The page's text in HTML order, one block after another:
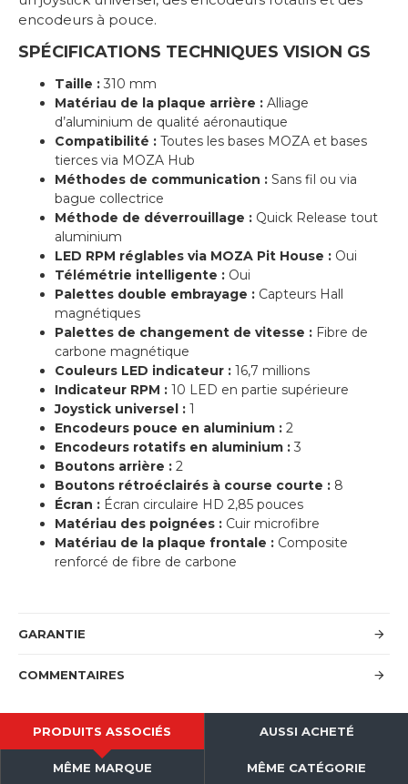
encodeurs à pouce.
SPÉCIFICATIONS TECHNIQUES VISION GS
Taille : 310 mm
Matériau de la plaque arrière : Alliage
d’aluminium de qualité aéronautique
Compatibilité : Toutes les bases MOZA et bases
tierces via MOZA Hub
Méthodes de communication : Sans fil ou via
bague collectrice
Méthode de déverrouillage : Quick Release tout
aluminium
LED RPM réglables via MOZA Pit House : Oui
Télémétrie intelligente : Oui
Palettes double embrayage : Capteurs Hall
magnétiques
Palettes de changement de vitesse : Fibre de
carbone magnétique
Couleurs LED indicateur : 16,7 millions
Indicateur RPM : 10 LED en partie supérieure
Joystick universel : 1
Encodeurs pouce en aluminium : 2
Encodeurs rotatifs en aluminium : 3
Boutons arrière : 2
Boutons rétroéclairés à course courte : 8
Écran : Écran circulaire HD 2,85 pouces
Matériau des poignées : Cuir microfibre
Matériau de la plaque frontale : Composite
renforcé de fibre de carbone
GARANTIE
COMMENTAIRES
PRODUITS ASSOCIÉS AUSSI ACHETÉ
MÊME MARQUE MÊME CATÉGORIE